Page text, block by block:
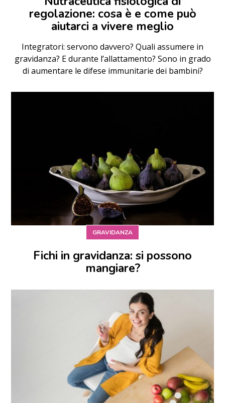
regolazione: cosa è e come può
aiutarci a vivere meglio
Integratori: servono davvero? Quali assumere in
gravidanza? E durante l’allattamento? Sono in grado
di aumentare le difese immunitarie dei bambini?
GRAVIDANZA
Fichi in gravidanza: si possono
mangiare?